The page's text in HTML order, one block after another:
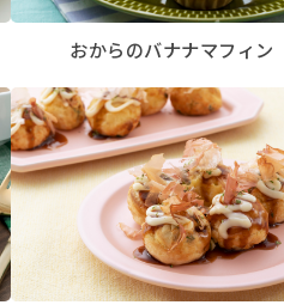
おからのバナナマフィン